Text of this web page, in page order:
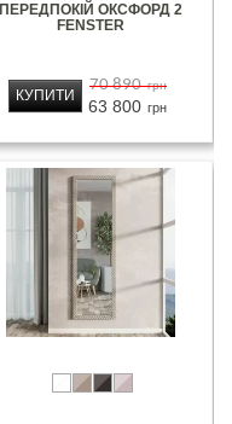
ПЕРЕДПОКІЙ ОКСФОРД 2
FENSTER
70 890 грн
63 800 грн
КУПИТИ